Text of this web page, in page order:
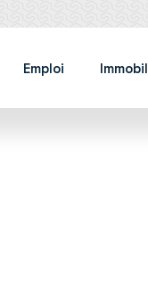
Emploi